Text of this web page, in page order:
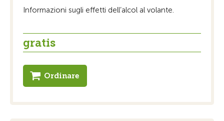
Informazioni sugli effetti dell’alcol al volante.
gratis
Ordinare